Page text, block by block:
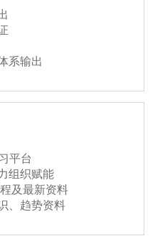
系输出
平台
组织赋能
及最新资料
、趋势资料